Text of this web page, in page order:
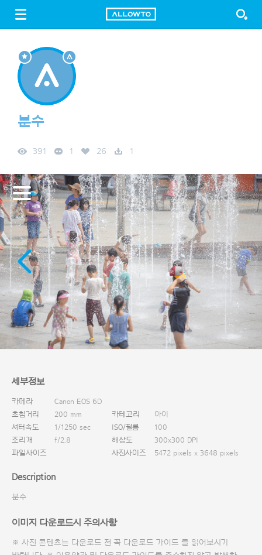
FREE DOWNLOAD
분수
391 1 26 1
세부정보
카메라
Canon EOS 6D
초첨거리
200 mm 카테고리
아이
셔터속도
1/1250 sec ISO/필름
100
조리개
f/2.8 해상도
300x300 DPI
파일사이즈
사진사이즈 5472 pixels x 3648 pixels
Description
분수
이미지 다운로드시 주의사항
※ 사진 콘텐츠는 다운로드 전 꼭 다운로드 가이드 를 읽어보시기